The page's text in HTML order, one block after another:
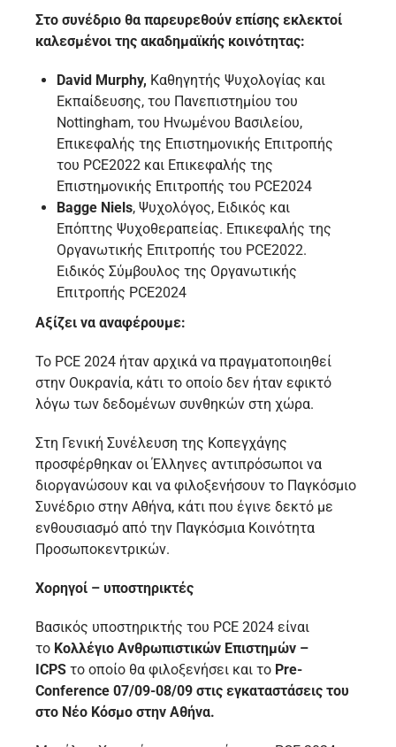
Στο συνέδριο θα παρευρεθούν επίσης εκλεκτοί
καλεσμένοι της ακαδημαϊκής κοινότητας:
David Murphy, Καθηγητής Ψυχολογίας και
Εκπαίδευσης, του Πανεπιστημίου του
Nottingham, του Ηνωμένου Βασιλείου,
Επικεφαλής της Επιστημονικής Επιτροπής
του PCE2022 και Επικεφαλής της
Επιστημονικής Επιτροπής του PCE2024
Bagge Niels, Ψυχολόγος, Ειδικός και
Επόπτης Ψυχοθεραπείας. Επικεφαλής της
Οργανωτικής Επιτροπής του PCE2022.
Ειδικός Σύμβουλος της Οργανωτικής
Επιτροπής PCE2024
Αξίζει να αναφέρουμε:
Το PCE 2024 ήταν αρχικά να πραγματοποιηθεί
στην Ουκρανία, κάτι το οποίο δεν ήταν εφικτό
λόγω των δεδομένων συνθηκών στη χώρα.
Στη Γενική Συνέλευση της Κοπεγχάγης
προσφέρθηκαν οι Έλληνες αντιπρόσωποι να
διοργανώσουν και να φιλοξενήσουν το Παγκόσμιο
Συνέδριο στην Αθήνα, κάτι που έγινε δεκτό με
ενθουσιασμό από την Παγκόσμια Κοινότητα
Προσωποκεντρικών.
Χορηγοί – υποστηρικτές
Βασικός υποστηρικτής του PCE 2024 είναι
το Κολλέγιο Ανθρωπιστικών Επιστημών –
ICPS το οποίο θα φιλοξενήσει και το Pre-
Conference 07/09-08/09 στις εγκαταστάσεις του
στο Νέο Κόσμο στην Αθήνα.